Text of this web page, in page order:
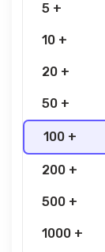
5 +
10 +
20 +
50 +
100 +
200 +
500 +
1000 +